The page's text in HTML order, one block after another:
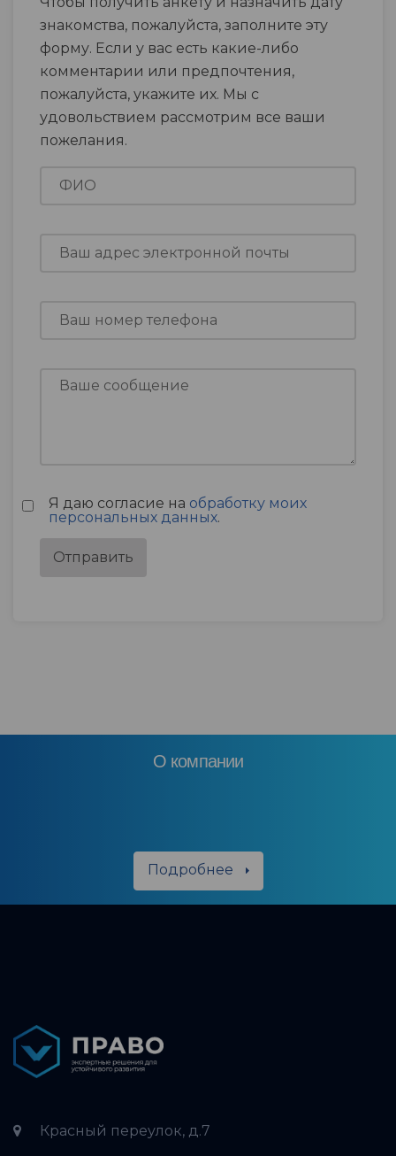
знакомства, пожалуйста, заполните эту
форму. Если у вас есть какие-либо
комментарии или предпочтения,
пожалуйста, укажите их. Мы с
удовольствием рассмотрим все ваши
пожелания.
Я даю согласие на обработку моих
персональных данных.
О компании
Подробнее
Красный переулок, д.7